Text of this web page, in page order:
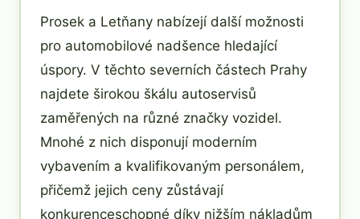
Prosek a Letňany nabízejí další možnosti
pro automobilové nadšence hledající
úspory. V těchto severních částech Prahy
najdete širokou škálu autoservisů
zaměřených na různé značky vozidel.
Mnohé z nich disponují moderním
vybavením a kvalifikovaným personálem,
přičemž jejich ceny zůstávají
konkurenceschopné díky nižším nákladům